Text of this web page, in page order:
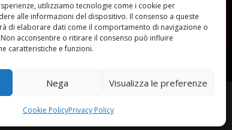
utilizziamo tecnologie come i cookie per
alle informazioni del dispositivo. Il consenso a queste
di elaborare dati come il comportamento di navigazione o
acconsentire o ritirare il consenso può influire
caratteristiche e funzioni.
Nega Visualizza le preferenze
Cookie PolicyPrivacy Policy